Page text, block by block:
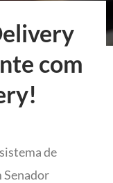
com
de
Senador